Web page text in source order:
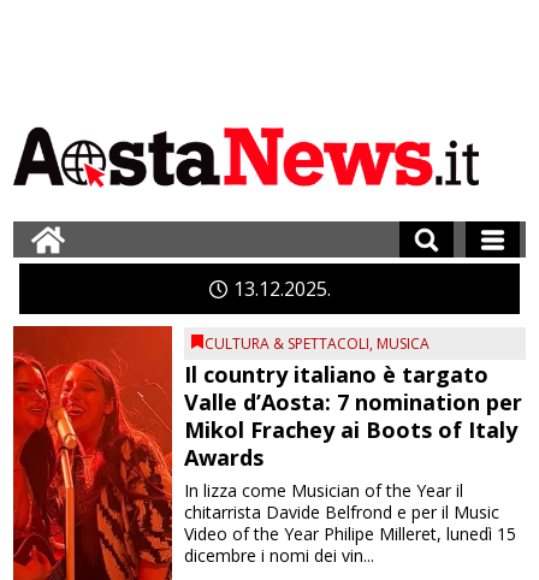
13 12 2025
CULTURA & SPETTACOLI, MUSICA
Il country italiano è targato
Valle d’Aosta: 7 nomination per
Mikol Frachey ai Boots of Italy
Awards
In lizza come Musician of the Year il
chitarrista Davide Belfrond e per il Music
Video of the Year Philipe Milleret, lunedì 15
dicembre i nomi dei vin...